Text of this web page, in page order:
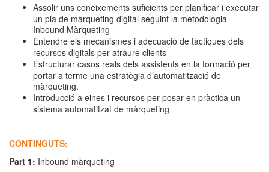
Assolir uns coneixements suficients per planificar i executar
un pla de màrqueting digital seguint la metodologia
Inbound Màrqueting
Entendre els mecanismes i adecuació de tàctiques dels
recursos digitals per atraure clients
Estructurar casos reals dels assistents en la formació per
portar a terme una estratègia d’automatització de
màrqueting.
Introducció a eines i recursos per posar en pràctica un
sistema automatitzat de màrqueting
CONTINGUTS:
Part 1: Inbound màrqueting